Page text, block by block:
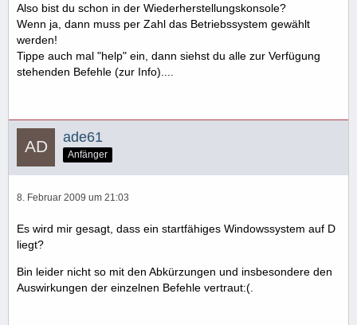
Also bist du schon in der Wiederherstellungskonsole?
Wenn ja, dann muss per Zahl das Betriebssystem gewählt
werden!
Tippe auch mal "help" ein, dann siehst du alle zur Verfügung
stehenden Befehle (zur Info)....
ade61
Anfänger
8. Februar 2009 um 21:03
Es wird mir gesagt, dass ein startfähiges Windowssystem auf D
liegt?
Bin leider nicht so mit den Abkürzungen und insbesondere den
Auswirkungen der einzelnen Befehle vertraut:(.